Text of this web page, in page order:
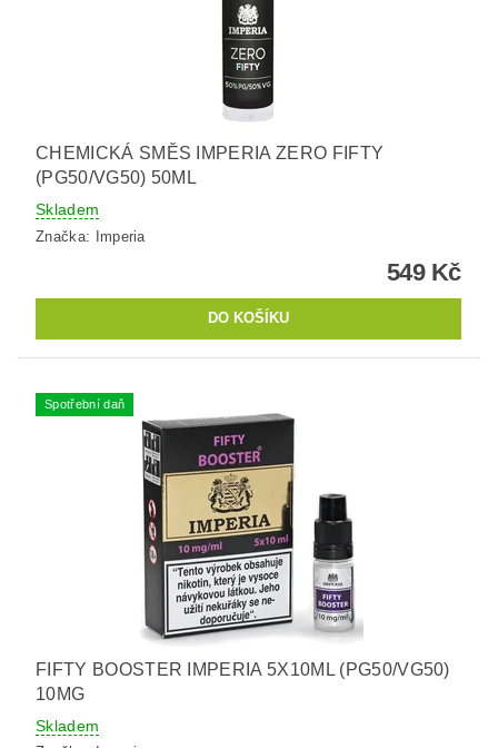
CHEMICKÁ SMĚS IMPERIA ZERO FIFTY
(PG50/VG50) 50ML
Skladem
Značka: Imperia
549 Kč
Spotřební daň
FIFTY BOOSTER IMPERIA 5X10ML (PG50/VG50)
10MG
Skladem